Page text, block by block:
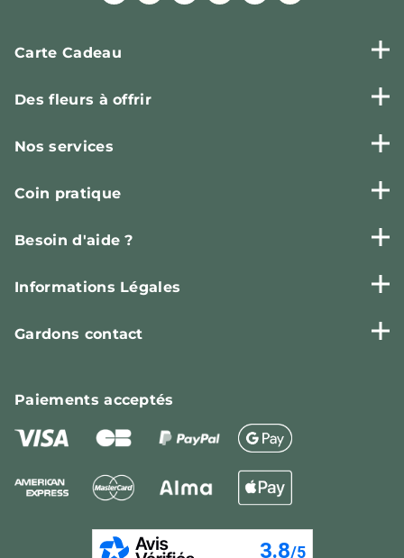
Carte Cadeau
Des fleurs à offrir
Nos services
Coin pratique
Besoin d'aide ?
Informations Légales
Gardons contact
Paiementsacceptés